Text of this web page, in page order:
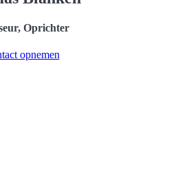
Oprichter
opnemen